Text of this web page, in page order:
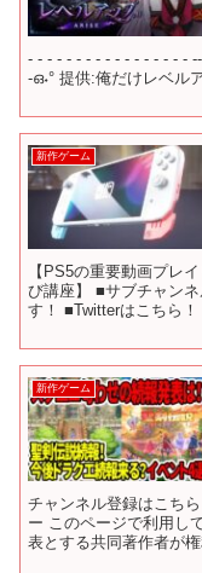
- - - - - - - - - - - - - - - - -
-ഒ˖° 提供:俺だけレベル
新作ゲーム
【PS5の重要動画プレ
び講座】 ■サブチャン
す！ ■Twitterはこちら
新作ゲーム
チャンネル登録はこち
ー このページで利用し
表とする共同著作者が